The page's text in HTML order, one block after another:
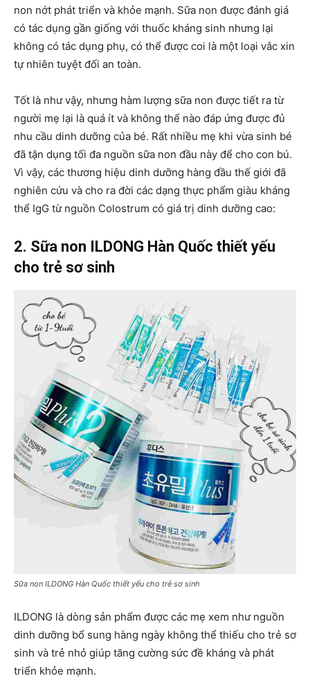
non nớt phát triển và khỏe mạnh. Sữa non được đánh giá
có tác dụng gần giống với thuốc kháng sinh nhưng lại
không có tác dụng phụ, có thể được coi là một loại vắc xin
tự nhiên tuyệt đối an toàn.
Tốt là như vậy, nhưng hàm lượng sữa non được tiết ra từ
người mẹ lại là quá ít và không thể nào đáp ứng được đủ
nhu cầu dinh dưỡng của bé. Rất nhiều mẹ khi vừa sinh bé
đã tận dụng tối đa nguồn sữa non đầu này để cho con bú.
Vì vậy, các thương hiệu dinh dưỡng hàng đầu thế giới đã
nghiên cứu và cho ra đời các dạng thực phẩm giàu kháng
thể IgG từ nguồn Colostrum có giá trị dinh dưỡng cao:
2. Sữa non ILDONG Hàn Quốc thiết yếu
cho trẻ sơ sinh
Sữa non ILDONG Hàn Quốc thiết yếu cho trẻ sơ sinh
ILDONG là dòng sản phẩm được các mẹ xem như nguồn
dinh dưỡng bổ sung hàng ngày không thể thiếu cho trẻ sơ
sinh và trẻ nhỏ giúp tăng cường sức đề kháng và phát
triển khỏe mạnh.